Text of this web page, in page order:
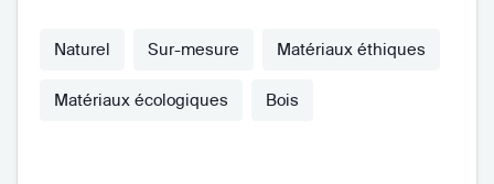
Naturel Sur-mesure Matériaux éthiques
Matériaux écologiques Bois